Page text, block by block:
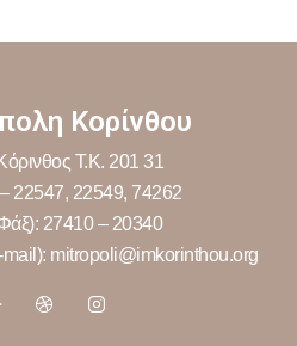
Κορίνθου
Τ.Κ. 201 31
22547, 22549, 74262
27410 – 20340
mail): mitropoli@imkorinthou.org